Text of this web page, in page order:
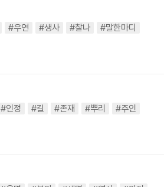
#우연 #생사 #찰나
#말한마디
#인정 #길 #존재 #뿌리
#주인